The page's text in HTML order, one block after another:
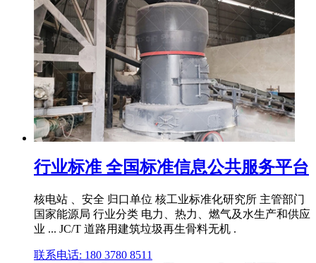
行业标准 全国标准信息公共服务平台
核电站 、安全 归口单位 核工业标准化研究所 主管部门
国家能源局 行业分类 电力、热力、燃气及水生产和供应
业 ... JC/T 道路用建筑垃圾再生骨料无机 .
联系电话: 180 3780 8511